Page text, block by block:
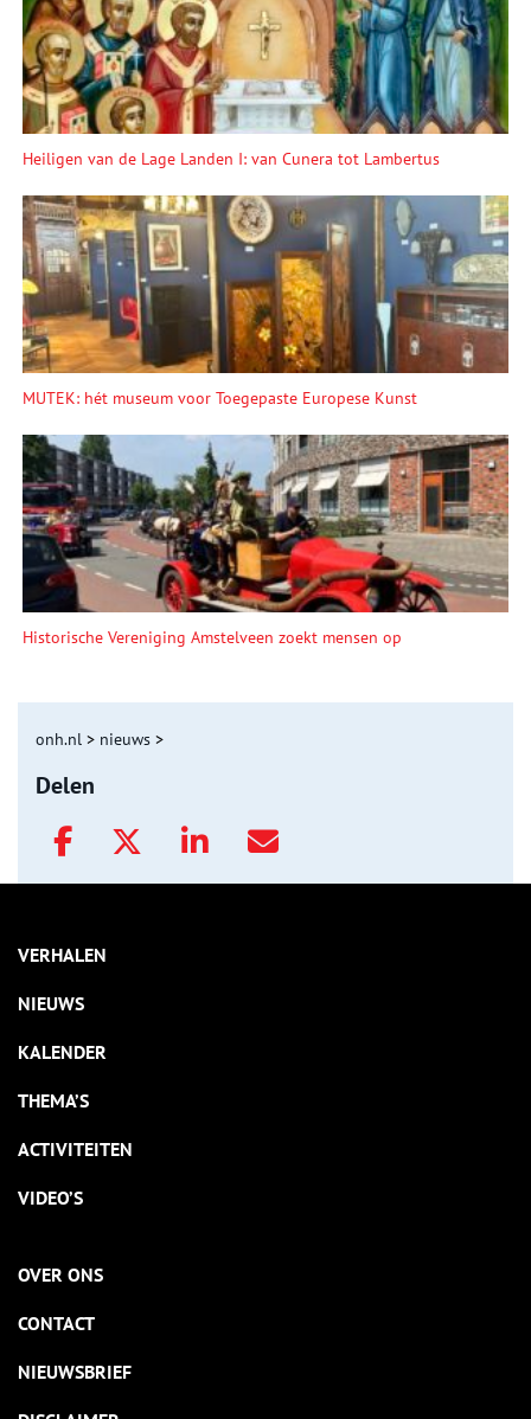
Heiligen van de Lage Landen I: van Cunera tot Lambertus
MUTEK: hét museum voor Toegepaste Europese Kunst
Historische Vereniging Amstelveen zoekt mensen op
onh.nl > nieuws >
Delen
VERHALEN
NIEUWS
KALENDER
THEMA’S
ACTIVITEITEN
VIDEO’S
OVER ONS
CONTACT
NIEUWSBRIEF